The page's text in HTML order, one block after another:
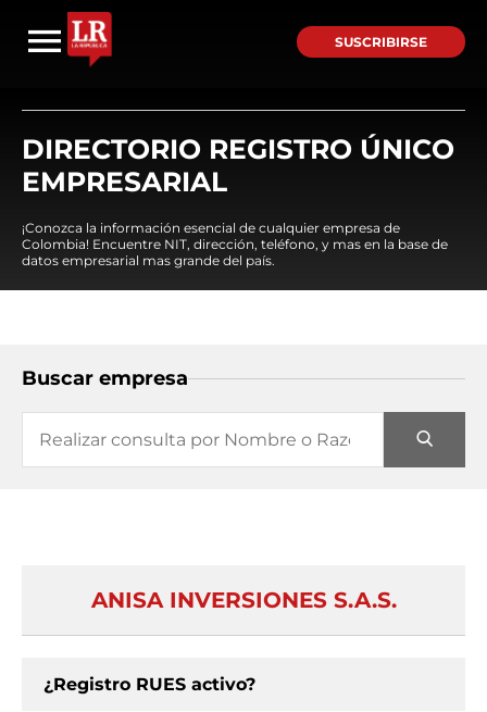
SUSCRIBIRSE
DIRECTORIO REGISTRO ÚNICO
EMPRESARIAL
¡Conozca la información esencial de cualquier empresa de
Colombia! Encuentre NIT, dirección, teléfono, y mas en la base de
datos empresarial mas grande del país.
Buscar empresa
ANISA INVERSIONES S.A.S.
¿Registro RUES activo?